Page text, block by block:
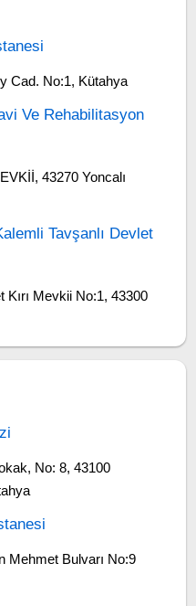
Cad. No:1, Kütahya
Ve Rehabilitasyon
43270 Yoncalı
Tavşanlı Devlet
Kırı Mevkii No:1, 43300
No: 8, 43100
Mehmet Bulvarı No:9